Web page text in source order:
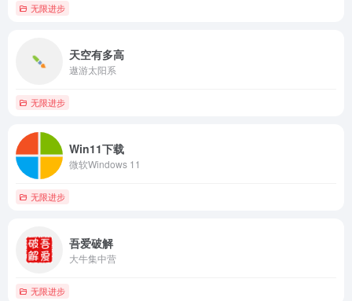
无限进步
天空有多高
遨游太阳系
无限进步
Win11下载
微软Windows 11
无限进步
吾爱破解
大牛集中营
无限进步